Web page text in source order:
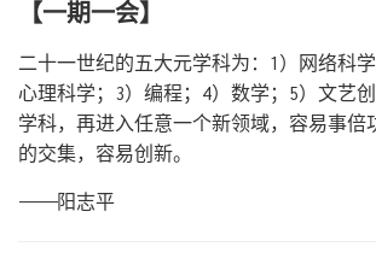
【一期一会】
二十一世纪的五大元学科为：1）网络科
心理科学；3）编程；4）数学；5）文艺
学科，再进入任意一个新领域，容易事倍
的交集，容易创新。
————阳志平